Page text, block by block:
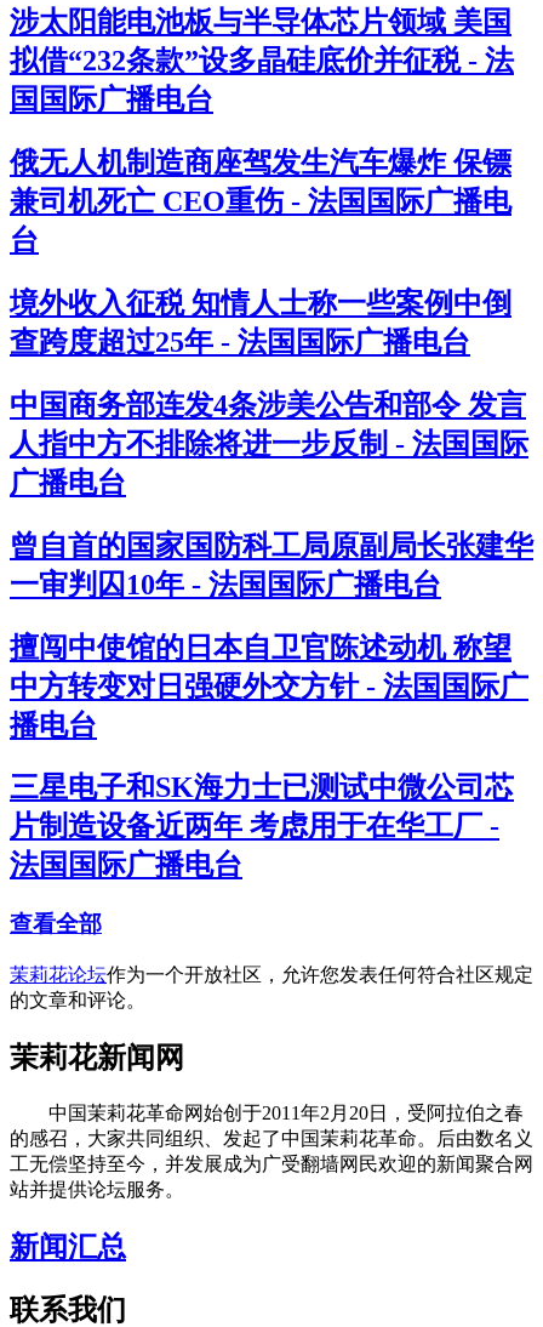
涉太阳能电池板与半导体芯片领域 美国
拟借“232条款”设多晶硅底价并征税 - 法
国国际广播电台
俄无人机制造商座驾发生汽车爆炸 保镖
兼司机死亡 CEO重伤 - 法国国际广播电
台
境外收入征税 知情人士称一些案例中倒
查跨度超过25年 - 法国国际广播电台
中国商务部连发4条涉美公告和部令 发言
人指中方不排除将进一步反制 - 法国国际
广播电台
曾自首的国家国防科工局原副局长张建华
一审判囚10年 - 法国国际广播电台
擅闯中使馆的日本自卫官陈述动机 称望
中方转变对日强硬外交方针 - 法国国际广
播电台
三星电子和SK海力士已测试中微公司芯
片制造设备近两年 考虑用于在华工厂 -
法国国际广播电台
查看全部
茉莉花论坛作为一个开放社区，允许您发表任何符合社区规定
的文章和评论。
茉莉花新闻网
中国茉莉花革命网始创于2011年2月20日，受阿拉伯之春
的感召，大家共同组织、发起了中国茉莉花革命。后由数名义
工无偿坚持至今，并发展成为广受翻墙网民欢迎的新闻聚合网
站并提供论坛服务。
新闻汇总
联系我们